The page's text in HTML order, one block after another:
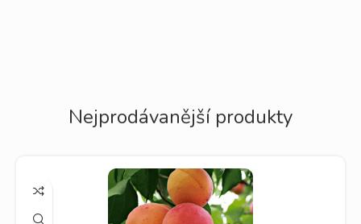
Nejprodávanější produkty